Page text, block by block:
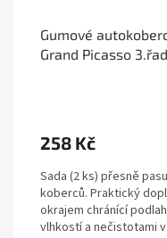
Gumové
Grand Picasso
258 Kč
Sada (2 ks) přesně
koberců. Praktický
okrajem chránící
vlhkostí a nečistotami